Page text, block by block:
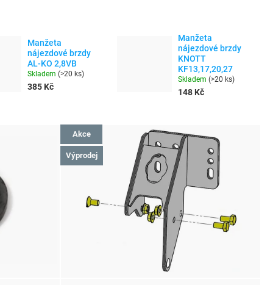
Manžeta
nájezdové brzdy
AL-KO 2,8VB
Skladem (>20 ks)
385 Kč
Manžeta
nájezdové brzdy
KNOTT
KF13,17,20,27
Skladem (>20 ks)
148 Kč
Akce
Výprodej